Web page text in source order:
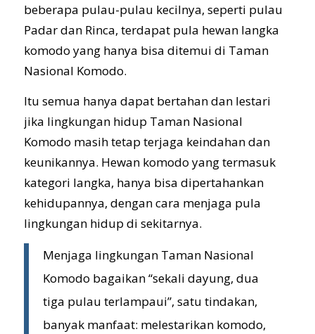
beberapa pulau-pulau kecilnya, seperti pulau
Padar dan Rinca, terdapat pula hewan langka
komodo yang hanya bisa ditemui di Taman
Nasional Komodo.
Itu semua hanya dapat bertahan dan lestari
jika lingkungan hidup Taman Nasional
Komodo masih tetap terjaga keindahan dan
keunikannya. Hewan komodo yang termasuk
kategori langka, hanya bisa dipertahankan
kehidupannya, dengan cara menjaga pula
lingkungan hidup di sekitarnya.
Menjaga lingkungan Taman Nasional
Komodo bagaikan “sekali dayung, dua
tiga pulau terlampaui”, satu tindakan,
banyak manfaat: melestarikan komodo,